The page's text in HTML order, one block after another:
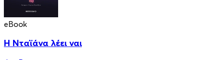
eBook
Η Νταϊάνα λέει ναι